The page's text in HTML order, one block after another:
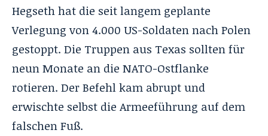
Hegseth hat die seit langem geplante
Verlegung von 4.000 US-Soldaten nach Polen
gestoppt. Die Truppen aus Texas sollten für
neun Monate an die NATO-Ostflanke
rotieren. Der Befehl kam abrupt und
erwischte selbst die Armeeführung auf dem
falschen Fuß.